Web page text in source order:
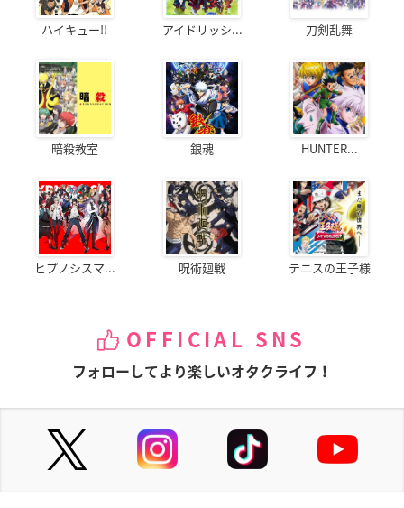
ハイキュー!! アイドリッシ... 刀剣乱舞
暗殺教室 銀魂 HUNTER...
ヒプノシスマ... 呪術廻戦 テニスの王子様
OFFICIAL SNS
フォローしてより楽しいオタクライフ！